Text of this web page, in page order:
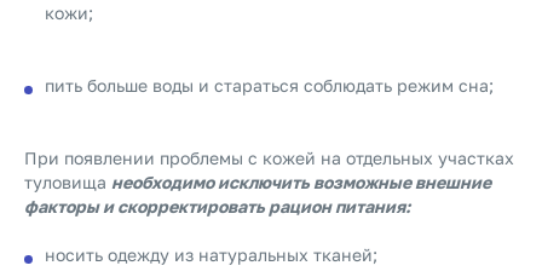
кожи;
пить больше воды и стараться соблюдать режим сна;
При появлении проблемы с кожей на отдельных участках
туловища необходимо исключить возможные внешние
факторы и скорректировать рацион питания:
носить одежду из натуральных тканей;